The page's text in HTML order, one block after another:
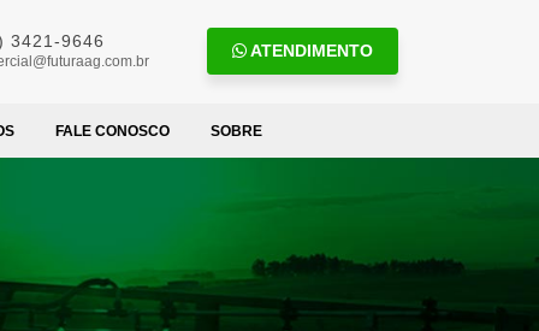
3421-9646 ATENDIMENTO
FALE CONOSCO SOBRE